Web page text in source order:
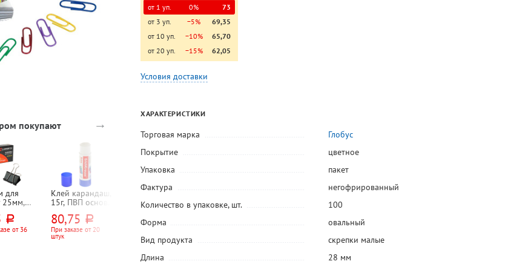
покупают →
для
25мм,
руб.
от 36
Клей карандаш,
15г, ПВП основа,
80,75 руб.
При заказе от 20
штук
Клей
канцелярский
силикатный,
50мл, deVENTE,
прозрачный,
силиконовый
апликатор
45,90 руб.
При заказе от 12
Кнопки силовые
50шт, цветные,
Workmate, "Ю-
Коррект.
водная основа,
5
Клейкая лента
канцелярская
Klebebnder,
26,10
от 1 уп. 0%
73
от 3 уп.
−5%
69,35
от 10 уп.
−10%
65,70
от 20 уп.
−15% 62,05
Условия доставки
ХАРАКТЕРИСТИКИ
Торговая марка
Глобус
Покрытие
цветное
Упаковка
пакет
Фактура
негофрированный
Количество в упаковке, шт.
100
Форма
овальный
Вид продукта
скрепки малые
Длина
28 мм